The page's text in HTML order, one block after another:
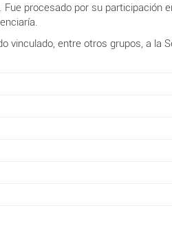
procesado por su participación
vinculado, entre otros grupos, a la